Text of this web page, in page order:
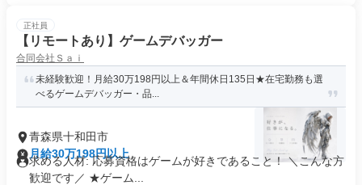
正社員
【リモートあり】ゲームデバッガー
合同会社Ｓａｉ
未経験歓迎！月給30万198円以上＆年間休日135日★在宅勤務も選
べるゲームデバッガー・品...
青森県十和田市
月給30万198円以上
求める人材: 応募資格はゲームが好きであること！ ＼こんな方
歓迎です／ ★ゲーム...